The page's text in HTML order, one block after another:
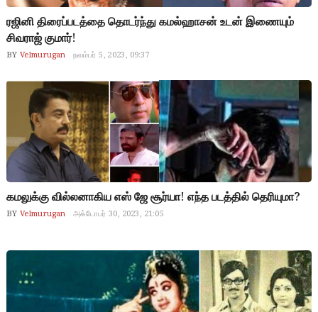
ரஜினி திரைப்படத்தை தொடர்ந்து கமல்ஹாசன் உடன் இணையும்
சிவராஜ் குமார்!
BY Velmurugan நவம்பர் 5, 2023, 09:37
கமலுக்கு வில்லனாகிய எஸ் ஜே சூர்யா! எந்த படத்தில் தெரியுமா?
BY Velmurugan அக்டோபர் 30, 2023, 21:05